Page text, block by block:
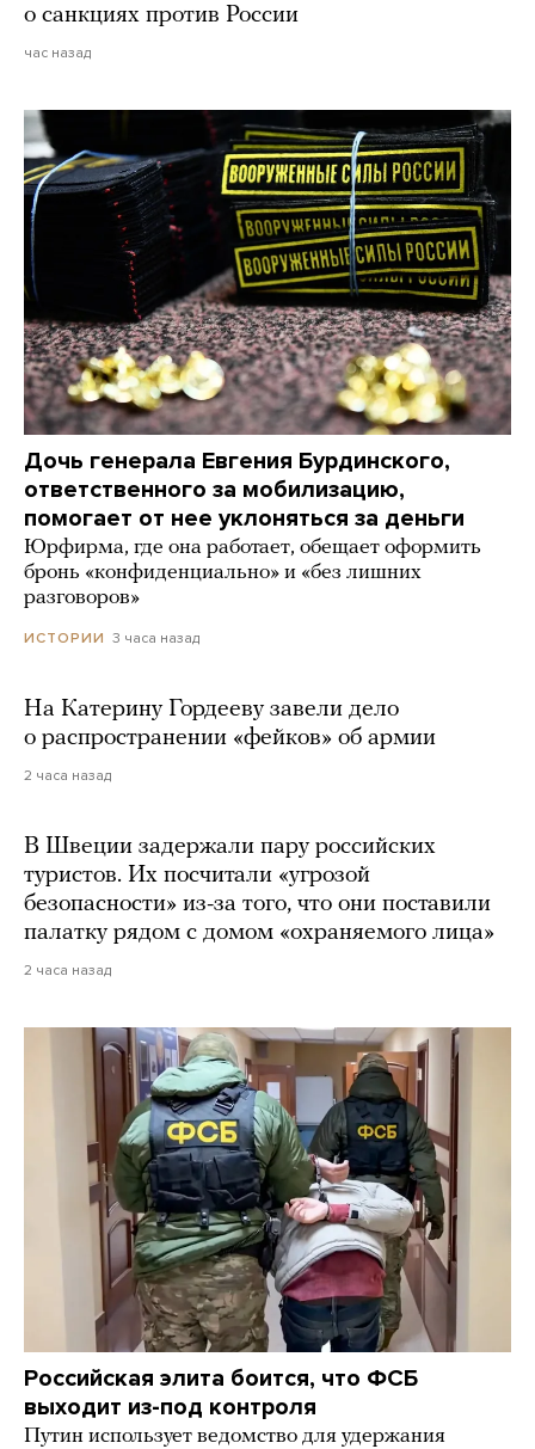
о санкциях против России
час назад
Дочь генерала Евгения Бурдинского,
ответственного за мобилизацию,
помогает от нее уклоняться за деньги
Юрфирма, где она работает, обещает оформить
бронь «конфиденциально» и «без лишних
разговоров»
ИСТОРИИ 3 часа назад
На Катерину Гордееву завели дело
о распространении «фейков» об армии
2 часа назад
В Швеции задержали пару российских
туристов. Их посчитали «угрозой
безопасности» из-за того, что они поставили
палатку рядом с домом «охраняемого лица»
2 часа назад
Российская элита боится, что ФСБ
выходит из-под контроля
Путин использует ведомство для удержания